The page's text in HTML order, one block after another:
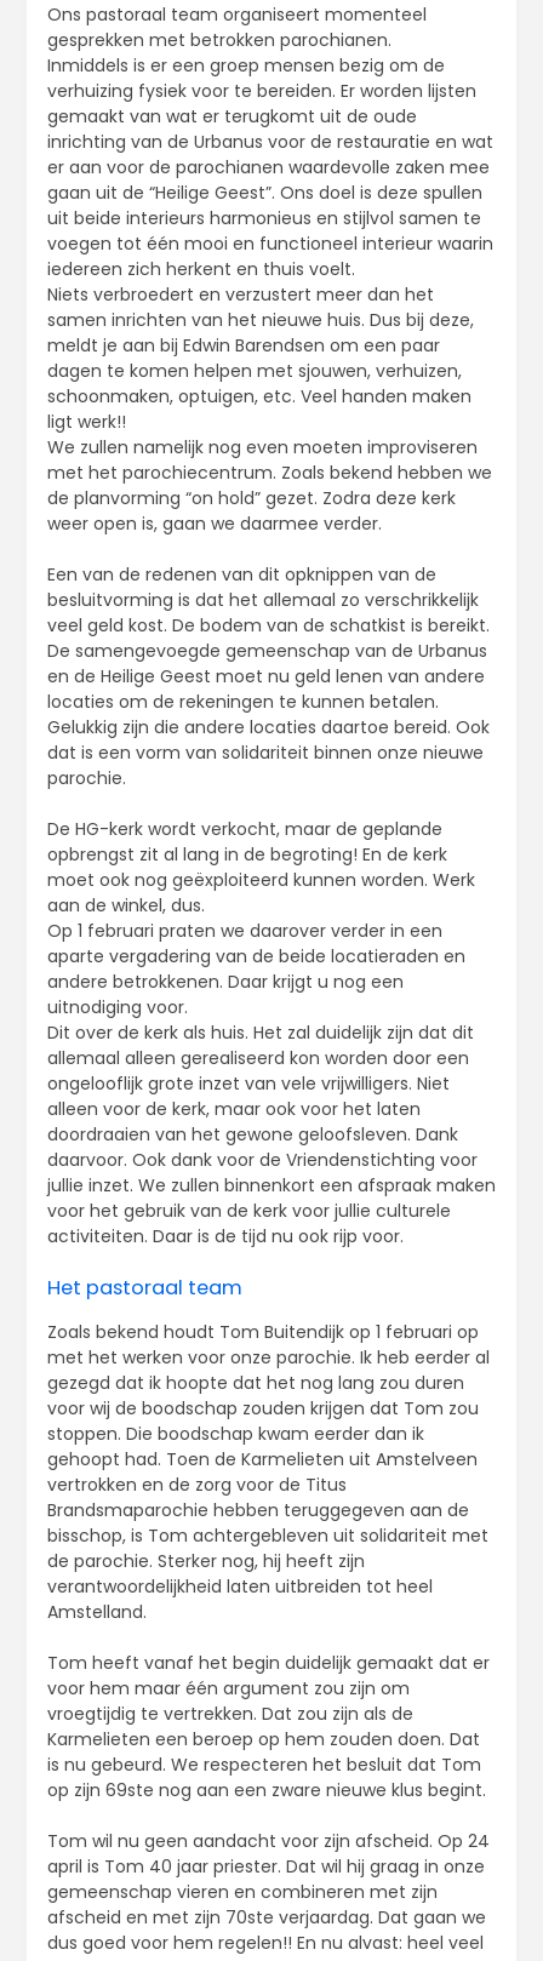
Ons pastoraal team organiseert momenteel
gesprekken met betrokken parochianen.
Inmiddels is er een groep mensen bezig om de
verhuizing fysiek voor te bereiden. Er worden lijsten
gemaakt van wat er terugkomt uit de oude
inrichting van de Urbanus voor de restauratie en wat
er aan voor de parochianen waardevolle zaken mee
gaan uit de “Heilige Geest”. Ons doel is deze spullen
uit beide interieurs harmonieus en stijlvol samen te
voegen tot één mooi en functioneel interieur waarin
iedereen zich herkent en thuis voelt.
Niets verbroedert en verzustert meer dan het
samen inrichten van het nieuwe huis. Dus bij deze,
meldt je aan bij Edwin Barendsen om een paar
dagen te komen helpen met sjouwen, verhuizen,
schoonmaken, optuigen, etc. Veel handen maken
ligt werk!!
We zullen namelijk nog even moeten improviseren
met het parochiecentrum. Zoals bekend hebben we
de planvorming “on hold” gezet. Zodra deze kerk
weer open is, gaan we daarmee verder.
Een van de redenen van dit opknippen van de
besluitvorming is dat het allemaal zo verschrikkelijk
veel geld kost. De bodem van de schatkist is bereikt.
De samengevoegde gemeenschap van de Urbanus
en de Heilige Geest moet nu geld lenen van andere
locaties om de rekeningen te kunnen betalen.
Gelukkig zijn die andere locaties daartoe bereid. Ook
dat is een vorm van solidariteit binnen onze nieuwe
parochie.
De HG-kerk wordt verkocht, maar de geplande
opbrengst zit al lang in de begroting! En de kerk
moet ook nog geëxploiteerd kunnen worden. Werk
aan de winkel, dus.
Op 1 februari praten we daarover verder in een
aparte vergadering van de beide locatieraden en
andere betrokkenen. Daar krijgt u nog een
uitnodiging voor.
Dit over de kerk als huis. Het zal duidelijk zijn dat dit
allemaal alleen gerealiseerd kon worden door een
ongelooflijk grote inzet van vele vrijwilligers. Niet
alleen voor de kerk, maar ook voor het laten
doordraaien van het gewone geloofsleven. Dank
daarvoor. Ook dank voor de Vriendenstichting voor
jullie inzet. We zullen binnenkort een afspraak maken
voor het gebruik van de kerk voor jullie culturele
activiteiten. Daar is de tijd nu ook rijp voor.
Het pastoraal team
Zoals bekend houdt Tom Buitendijk op 1 februari op
met het werken voor onze parochie. Ik heb eerder al
gezegd dat ik hoopte dat het nog lang zou duren
voor wij de boodschap zouden krijgen dat Tom zou
stoppen. Die boodschap kwam eerder dan ik
gehoopt had. Toen de Karmelieten uit Amstelveen
vertrokken en de zorg voor de Titus
Brandsmaparochie hebben teruggegeven aan de
bisschop, is Tom achtergebleven uit solidariteit met
de parochie. Sterker nog, hij heeft zijn
verantwoordelijkheid laten uitbreiden tot heel
Amstelland.
Tom heeft vanaf het begin duidelijk gemaakt dat er
voor hem maar één argument zou zijn om
vroegtijdig te vertrekken. Dat zou zijn als de
Karmelieten een beroep op hem zouden doen. Dat
is nu gebeurd. We respecteren het besluit dat Tom
op zijn 69ste nog aan een zware nieuwe klus begint.
Tom wil nu geen aandacht voor zijn afscheid. Op 24
april is Tom 40 jaar priester. Dat wil hij graag in onze
gemeenschap vieren en combineren met zijn
afscheid en met zijn 70ste verjaardag. Dat gaan we
dus goed voor hem regelen!! En nu alvast: heel veel